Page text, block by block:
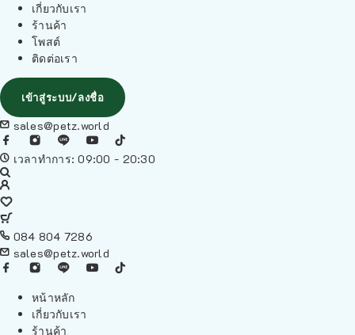
เกี่ยวกับเรา
ร้านค้า
โพสต์
ติดต่อเรา
เข้าสู่ระบบ/ลงชื่อ
sales@petz.world
เวลาทำการ: 09:00 - 20:30
084 804 7286
sales@petz.world
หน้าหลัก
เกี่ยวกับเรา
ร้านค้า